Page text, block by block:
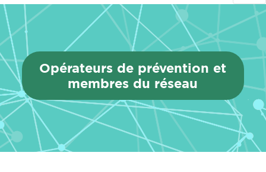
Opérateurs de prévention et
membres du réseau